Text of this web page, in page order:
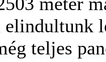
elindultunk
teljes